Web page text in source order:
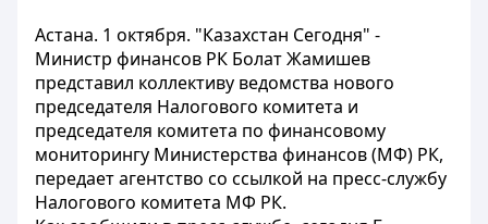
Астана. 1 октября. "Казахстан Сегодня" -
Министр финансов РК Болат Жамишев
представил коллективу ведомства нового
председателя Налогового комитета и
председателя комитета по финансовому
мониторингу Министерства финансов (МФ) РК,
передает агентство со ссылкой на пресс-службу
Налогового комитета МФ РК.